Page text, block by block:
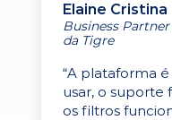
Elaine Cristina
Business Partner
da Tigre
“A plataforma
usar, o suporte
os filtros